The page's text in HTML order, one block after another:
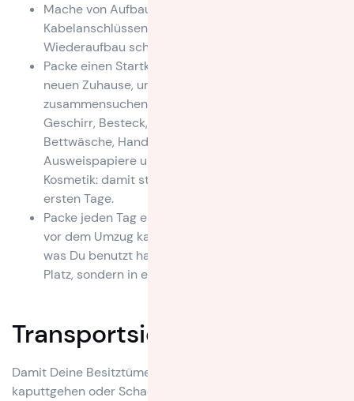
Mache von Aufbauten, von Möbeln oder
Kabelanschlüssen Fotos, um sie beim
Wiederaufbau schneller rekonstruieren zu können.
Packe einen Startkarton für die erste Nacht im
neuen Zuhause, um Dir die Sachen nicht einzeln
zusammensuchen zu müssen. Was muss rein?
Geschirr, Besteck, Lebensmittel für die ersten Tage,
Bettwäsche, Handtücher, Pflegeartikel,
Ausweispapiere und Verträge, Medikamente,
Kosmetik: damit startest Du unbeschwerter in die
ersten Tage.
Packe jeden Tag ein bisschen: gerade in der Woche
vor dem Umzug kannst Du damit beginnen, alles,
was Du benutzt hast, nicht an seinen eigentlichen
Platz, sondern in eine Kiste zurückzulegen.
Transportsicher packen
Damit Deine Besitztümer beim Transport nicht
kaputtgehen oder Schaden anrichten, ist hier auch die